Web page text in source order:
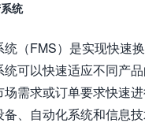
统
统（FMS）是实现快速
统可以快速适应不同产
需求或订单要求快速
备、自动化系统和信息